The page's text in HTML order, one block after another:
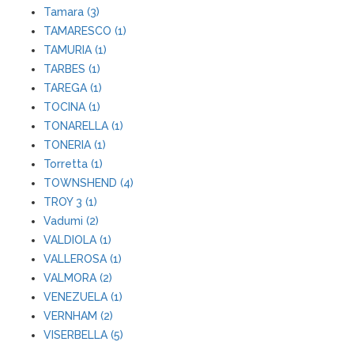
Tamara (3)
TAMARESCO (1)
TAMURIA (1)
TARBES (1)
TAREGA (1)
TOCINA (1)
TONARELLA (1)
TONERIA (1)
Torretta (1)
TOWNSHEND (4)
TROY 3 (1)
Vadumi (2)
VALDIOLA (1)
VALLEROSA (1)
VALMORA (2)
VENEZUELA (1)
VERNHAM (2)
VISERBELLA (5)